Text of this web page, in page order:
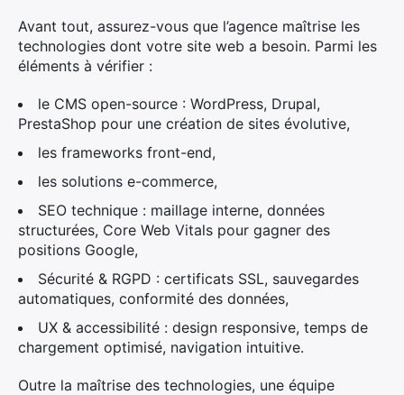
Avant tout, assurez-vous que l’agence maîtrise les
technologies dont votre site web a besoin. Parmi les
éléments à vérifier :
le CMS open-source : WordPress, Drupal,
PrestaShop pour une création de sites évolutive,
les frameworks front-end,
les solutions e-commerce,
SEO technique : maillage interne, données
structurées, Core Web Vitals pour gagner des
positions Google,
Sécurité & RGPD : certificats SSL, sauvegardes
automatiques, conformité des données,
UX & accessibilité : design responsive, temps de
chargement optimisé, navigation intuitive.
Outre la maîtrise des technologies, une équipe